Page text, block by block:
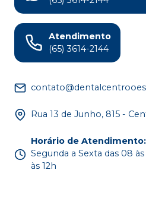
Atendimento
(65) 3614-2144
Rua 13 de Junho, 815 -
Horário de Atendimento:
Segunda a Sexta das 08
às 12h